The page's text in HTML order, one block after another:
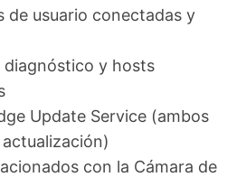
de usuario conectadas y
diagnóstico y hosts
Update Service (ambos
con la Cámara de